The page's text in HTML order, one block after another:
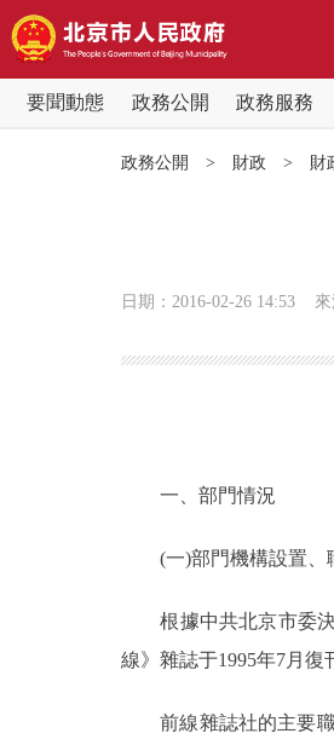
要聞動態 政務公開 政務服務
政務服務
個人服務
政務公開 > 財政 > 財
日期：2016-02-26 14:53
一、部門情況
(一)部門機構設置、
根據中共北京市委決
線》雜誌于1995年7月
前線雜誌社的主要職